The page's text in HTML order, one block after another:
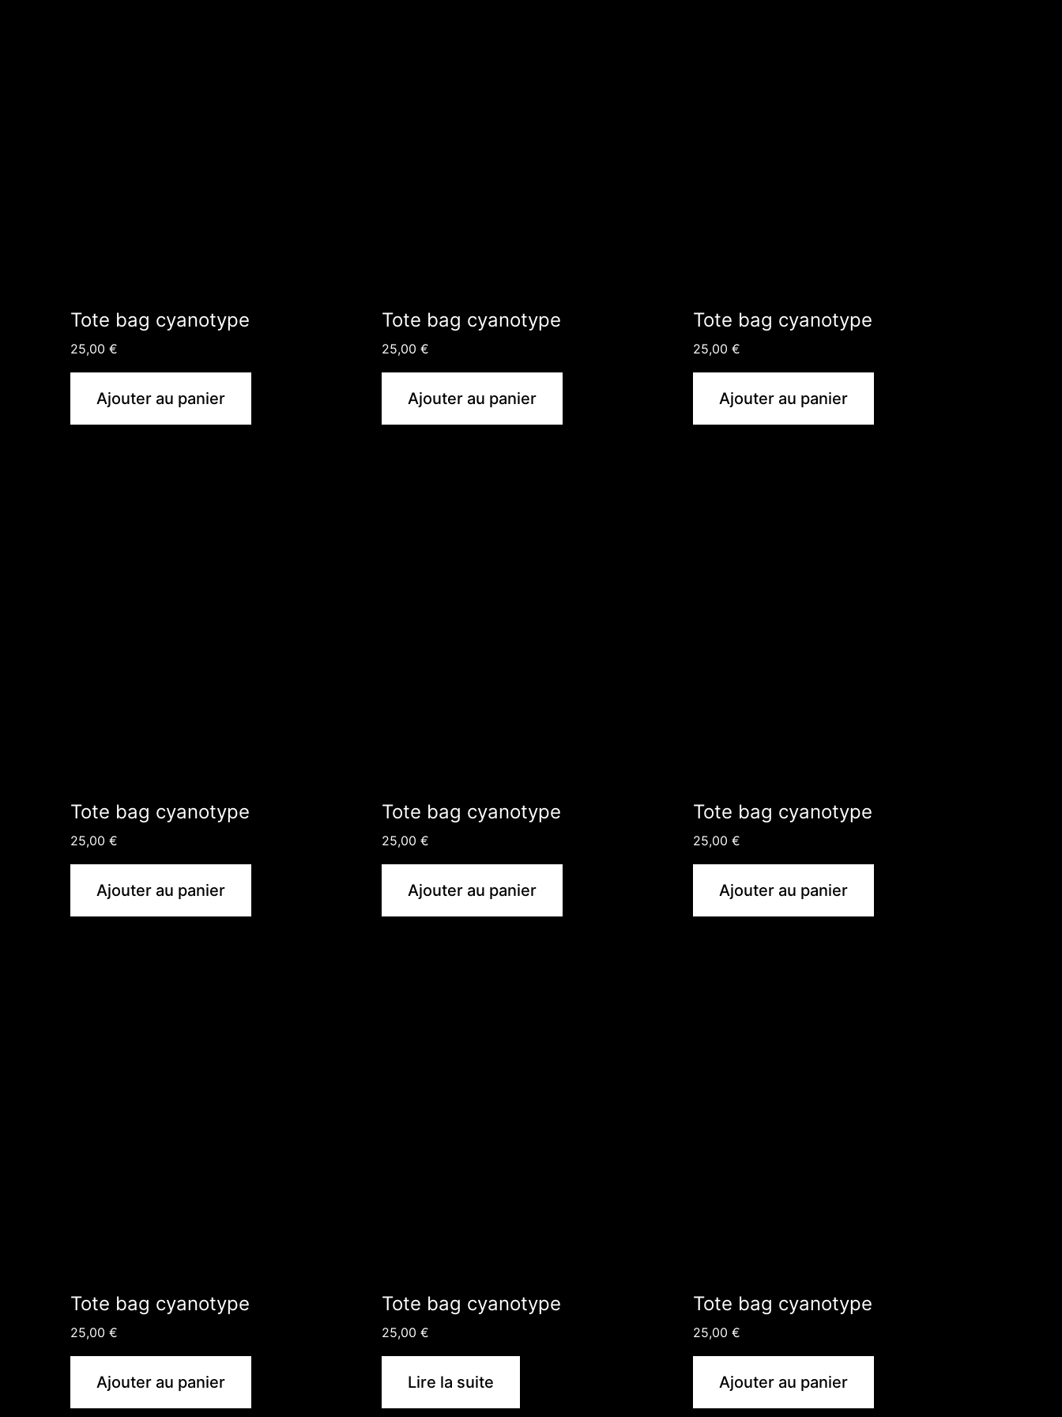
Tote bag cyanotype
25,00 €
Ajouter au panier
Tote bag cyanotype
25,00 €
Ajouter au panier
Tote bag cyanotype
25,00€
Ajouter au panier
Tote bag cyanotype
25,00 €
Ajouter au panier
Tote bag cyanotype
25,00 €
Ajouter au panier
Tote bag cyanotype
25,00€
Ajouter au panier
Tote bag cyanotype
25,00 €
Ajouter au panier
Tote bag cyanotype
25,00 €
Lire la suite
Tote bag cyanotype
25,00€
Ajouter au panier